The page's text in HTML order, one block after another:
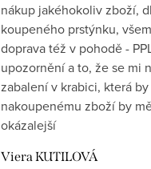
nákup jakéhokoliv zboží,
koupeného prstýnku,
doprava též v pohodě -
upozornění a to, že se mi
zabalení v krabici, která
nakoupenému zboží by
okázalejší
Viera KUTILOVÁ